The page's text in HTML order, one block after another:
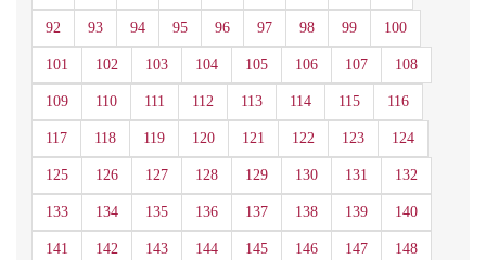
92 93 94 95 96 97 98 99 100
101 102 103 104 105 106 107 108
109 110 111 112 113 114 115 116
117 118 119 120 121 122 123 124
125 126 127 128 129 130 131 132
133 134 135 136 137 138 139 140
141 142 143 144 145 146 147 148